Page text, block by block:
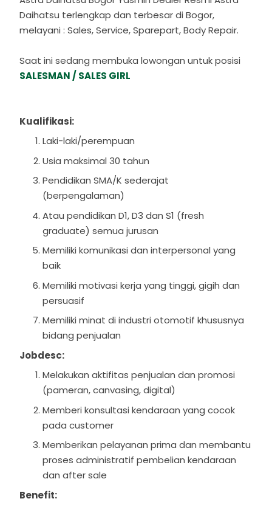
Daihatsu terlengkap dan terbesar di Bogor,
melayani : Sales, Service, Sparepart, Body Repair.
Saat ini sedang membuka lowongan untuk posisi
SALESMAN / SALES GIRL
Kualifikasi:
Laki-laki/perempuan
Usia maksimal 30 tahun
Pendidikan SMA/K sederajat
(berpengalaman)
Atau pendidikan D1, D3 dan S1 (fresh
graduate) semua jurusan
Memiliki komunikasi dan interpersonal yang
baik
Memiliki motivasi kerja yang tinggi, gigih dan
persuasif
Memiliki minat di industri otomotif khususnya
bidang penjualan
Jobdesc:
Melakukan aktifitas penjualan dan promosi
(pameran, canvasing, digital)
Memberi konsultasi kendaraan yang cocok
pada customer
Memberikan pelayanan prima dan membantu
proses administratif pembelian kendaraan
dan after sale
Benefit: